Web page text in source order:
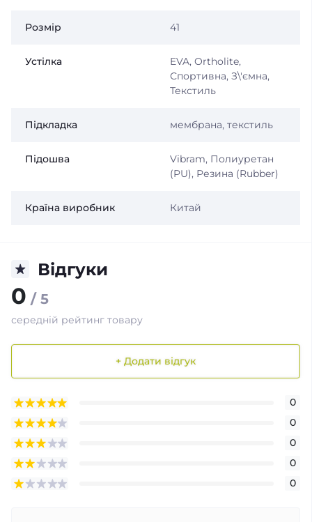
Розмір 41
Устілка
EVA, Ortholite,
Спортивна, З\'ємна,
Текстиль
Підкладка мембрана, текстиль
Підошва
Vibram, Полиуретан
(PU), Резина (Rubber)
Країна виробник Китай
Відгуки
0 / 5
середній рейтинг товару
+ Додати відгук
0
0
0
0
0